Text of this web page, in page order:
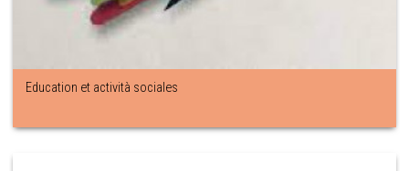
Education et actività sociales